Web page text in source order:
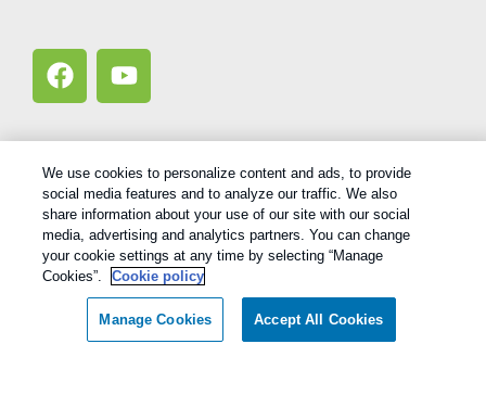
Treatments and Covered Pests defined in your Plan. Limitations apply. See Plan for details.
Copyright All Rights Reserved Bug Out © 2026 |Privacy Policy
Terms Of Use |XML Sitemap
We use cookies to personalize content and ads, to provide
social media features and to analyze our traffic. We also
share information about your use of our site with our social
media, advertising and analytics partners. You can change
your cookie settings at any time by selecting “Manage
Cookies”.
Cookie policy
Manage Cookies Accept All Cookies